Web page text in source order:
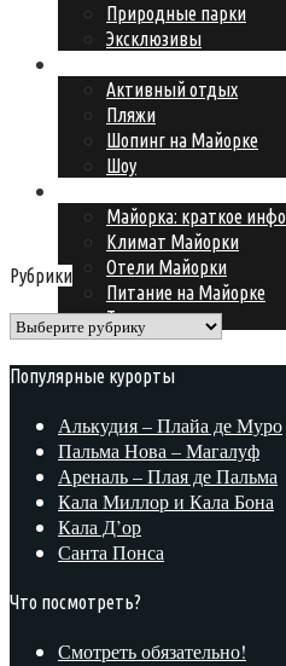
Природные парки
Эксклюзивы
Активный отдых
Пляжи
Шопинг на Майорке
Шоу
Майорка: краткое инфо
Климат Майорки
Отели Майорки
Питание на Майорке
Транспорт
Рубрики
Рубрики
Популярные курорты
Алькудия – Плайа де Муро
Пальма Нова – Магалуф
Ареналь – Плая де Пальма
Кала Миллор и Кала Бона
Кала Д’ор
Санта Понса
Что посмотреть?
Смотреть обязательно!